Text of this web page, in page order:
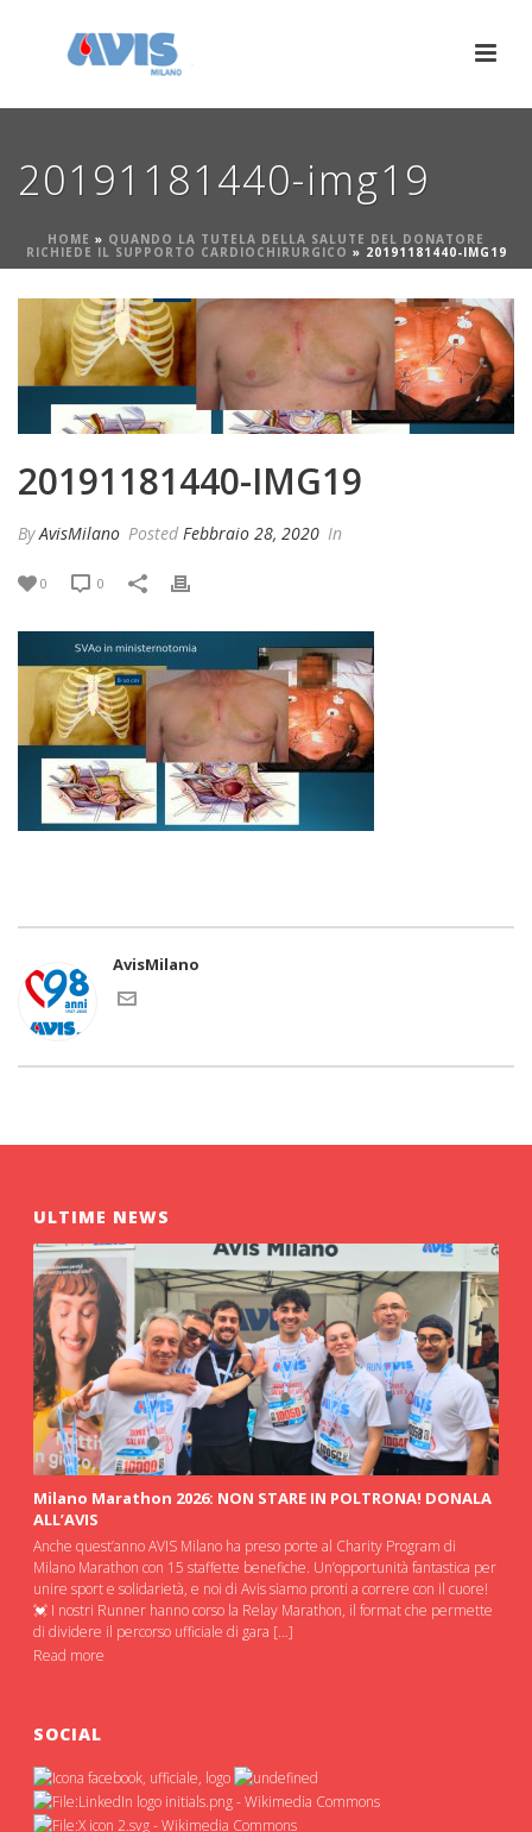
20191181440-img19
HOME » QUANDO LA TUTELA DELLA SALUTE DEL DONATORE
RICHIEDE IL SUPPORTO CARDIOCHIRURGICO » 20191181440-IMG19
20191181440-IMG19
ByAvisMilano Posted Febbraio 28, 2020 In
0 0
AvisMilano
ULTIME NEWS
Milano Marathon 2026: NON STARE IN POLTRONA! DONALA
ALL’AVIS
Anche quest’anno AVIS Milano ha preso porte al Charity Program di
Milano Marathon con 15 staffette benefiche. Un’opportunità fantastica per
unire sport e solidarietà, e noi di Avis siamo pronti a correre con il cuore!
💓 I nostri Runner hanno corso la Relay Marathon, il format che permette
di dividere il percorso ufficiale di gara […]
Read more
SOCIAL